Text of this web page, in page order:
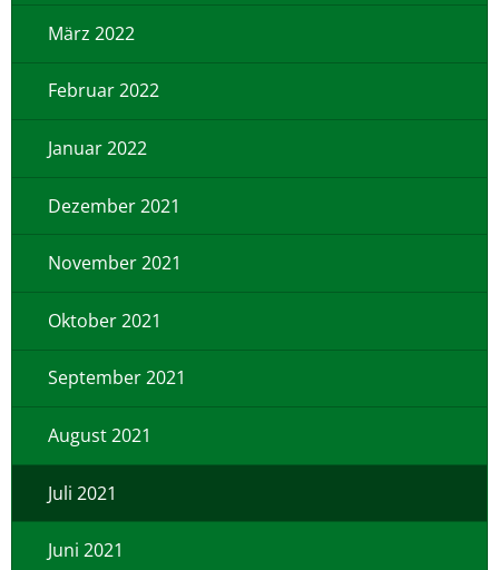
März 2022
Februar 2022
Januar 2022
Dezember 2021
November 2021
Oktober 2021
September 2021
August 2021
Juli 2021
Juni 2021